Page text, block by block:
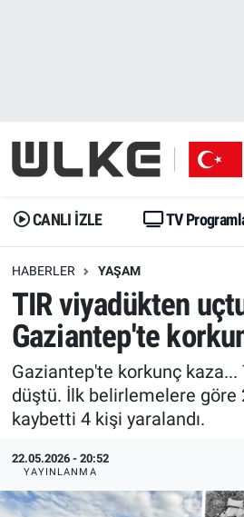
CANLI İZLE TV
HABERLER YAŞAM
TIR viyadükten
Gaziantep'te
Gaziantep'te korkunç kaza...
düştü. İlk belirlemelere göre
kaybetti 4 kişi yaralandı.
22.05.2026 - 20:52
YAYINLANMA
Gündem
Dünya
Erişim Bilgileri
Ekonomi
Trend
Yazarlar
Gündem
Trend
Erişim Bilgileri
Spor
Ekonomi
Medya
İstanbul Namaz Vakitleri
Trafik Durumu
Erişim Bilgileri
Tüm Manşetler
Son Dakika Haberleri